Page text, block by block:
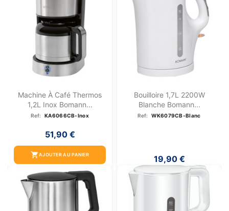
Machine À Café Thermos
1,2L Inox Bomann...
Ref: KA6066CB-Inox
51,90 €
shopping_cartAJOUTER AU PANIER
Bouilloire 1,7L 2200W
Blanche Bomann...
Ref: WK6079CB-Blanc
19,90 €